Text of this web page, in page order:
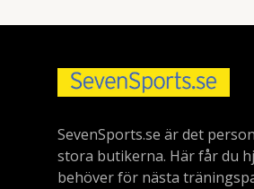
SevenSports.se är det
stora butikerna. Här får du
behöver för nästa